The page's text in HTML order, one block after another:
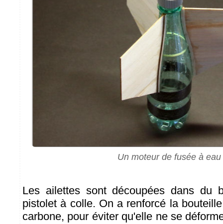
Un moteur de fusée à eau
Les ailettes sont découpées dans du
pistolet à colle. On a renforcé la
carbone, pour éviter qu'elle ne se